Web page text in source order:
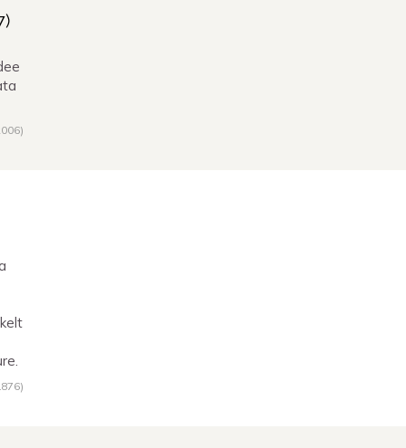
)
)
)